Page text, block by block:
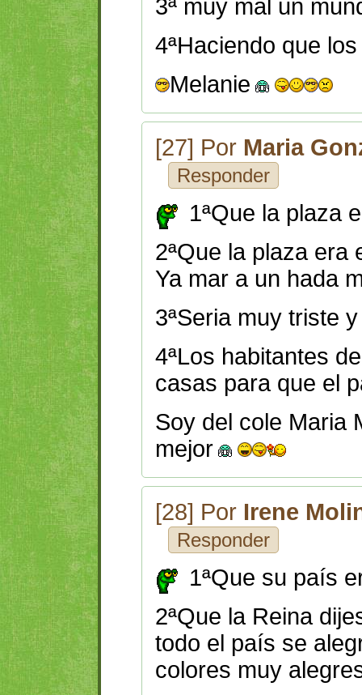
3ª muy mal un
4ªHaciendo que
Melanie
[27] Por Maria
Responder
1ªQue la plaza
2ªQue la plaza era
Ya mar a un hada
3ªSeria muy triste
4ªLos habitantes
casas para que el
Soy del cole Maria
mejor
[28] Por Irene
Responder
1ªQue su país
2ªQue la Reina
todo el país se
colores muy